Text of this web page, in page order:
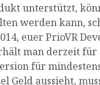
unterstützt,
werden kann,
euer PrioVR
man derzeit für
für
Geld aussieht,